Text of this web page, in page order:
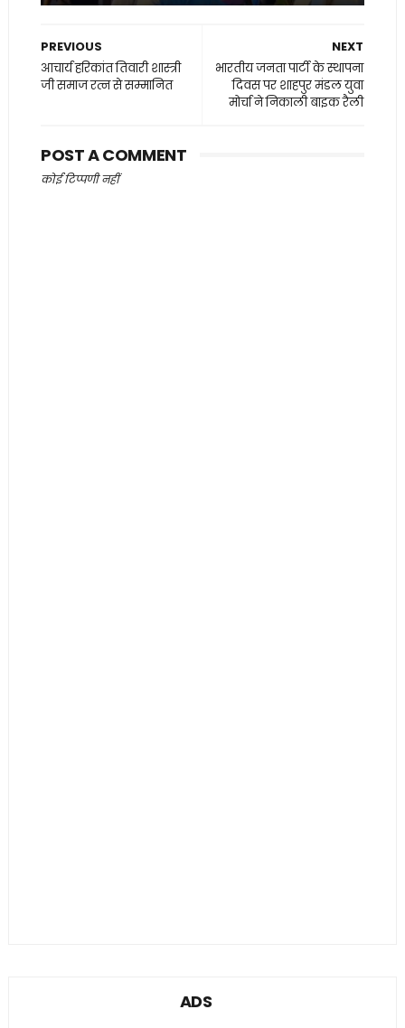
NEXT
भारतीय जनता पार्टी के स्थापना
दिवस पर शाहपुर मंडल युवा
मोर्चा ने निकाली बाइक रैली
PREVIOUS
आचार्य हरिकांत तिवारी शास्त्री
जी समाज रत्न से सम्मानित
POST A COMMENT
कोई टिप्पणी नहीं
ADS